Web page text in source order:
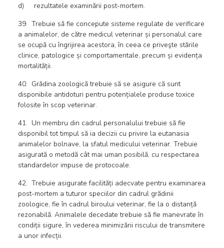
d) rezultatele examinării post-mortem.
39. Trebuie să fie concepute sisteme regulate de verificare
a animalelor, de către medicul veterinar și personalul care
se ocupă cu îngrijirea acestora, în ceea ce priveşte stările
clinice, patologice și comportamentale, precum și evidența
mortalității.
40. Grădina zoologică trebuie să se asigure că sunt
disponibile antidoturi pentru potențialele produse toxice
folosite în scop veterinar.
41. Un membru din cadrul personalului trebuie să fie
disponibil tot timpul să ia decizii cu privire la eutanasia
animalelor bolnave, la sfatul medicului veterinar. Trebuie
asigurată o metodă cât mai uman posibilă, cu respectarea
standardelor impuse de protocoale.
42. Trebuie asigurate facilități adecvate pentru examinarea
post-mortem a tuturor speciilor din cadrul grădinii
zoologice, fie în cadrul biroului veterinar, fie la o distanță
rezonabilă. Animalele decedate trebuie să fie manevrate în
condiții sigure, în vederea minimizării riscului de transmitere
a unor infecții.